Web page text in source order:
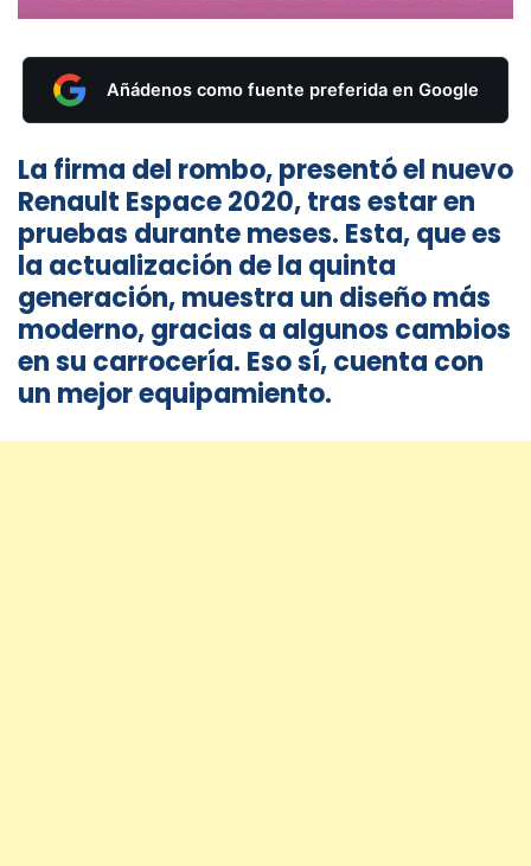
Añádenos como fuente preferida en Google
La firma del rombo, presentó el nuevo
Renault Espace 2020, tras estar en
pruebas durante meses. Esta, que es
la actualización de la quinta
generación, muestra un diseño más
moderno, gracias a algunos cambios
en su carrocería. Eso sí, cuenta con
un mejor equipamiento.